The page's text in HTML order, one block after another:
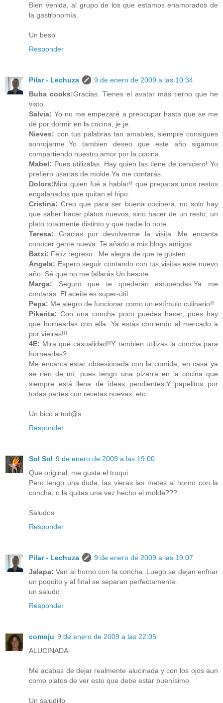
Bien venida, al grupo de los que estamos enamorados de
la gastronomía.
Un beso
Responder
Pilar - Lechuza
9 de enero de 2009 a las 10:34
Buba cooks:Gracias. Tienes el avatar más tierno que he
visto.
Salvia: Yo no me empezaré a preocupar hasta que se me
dé por dormir en la cocina, je,je.
Nieves: con tus palabras tan amables, siempre consigues
sonrojarme..Yo tambien deseo que este año sigamos
compartiendo nuestro amor por la cocina.
Mabel: Pues utilizalas. Hay quien las tiene de cenicero! Yo
prefiero usarlas de molde.Ya me contarás.
Dolors:Mira quien fué a hablar!! que preparas unos restos
engalanados que quitan el hipo.
Cristina: Creo que para ser buena cocinera, no solo hay
que saber hacer platos nuevos, sino hacer de un resto, un
plato totalmente distinto y que nadie lo note.
Teresa: Gracias por devolverme la visita. Me encanta
conocer gente nueva. Te añado a mis blogs amigos.
Batxi: Felíz regreso . Me alegra de que te gusten.
Angela: Espero seguir contando con tus visitas este nuevo
año. Sé que no me fallarás.Un besote.
Marga: Seguro que te quedarán estupendas.Ya me
contarás. El aceite es super-útil.
Pepa: Me alegro de funcionar como un estímulo culinario!!
Pikerita: Con una concha poco puedes hacer, pues hay
que hornearlas con ella. Ya estás corriendo al mercado a
por vieiras!!!
4E: Mira qué casualidad!!Y tambien utilizas la concha para
hornearlas?
Me encanta estar obsesionada con la comida, en casa ya
se rien de mí, pues tengo una pizarra en la cocina que
siempre está llena de ideas pendientes.Y papelitos por
todas partes con recetas nuevas, etc.
Un bico a tod@s
Responder
Sol Sol 9 de enero de 2009 a las 19:00
Que original, me gusta el truqui
Pero tengo una duda, las vieras las metes al horno con la
concha, o la quitas una vez hecho el molde???
Saludos
Responder
Pilar - Lechuza
9 de enero de 2009 a las 19:07
Jalapa: Van al horno con la concha. Luego se dejan enfriar
un poquito y al final se separan perfectamente.
un saludo
Responder
comoju 9 de enero de 2009 a las 22:05
ALUCINADA.
Me acabas de dejar realmente alucinada y con los ojos aun
como platos de ver esto que debe estar buenísimo.
Un saludillo